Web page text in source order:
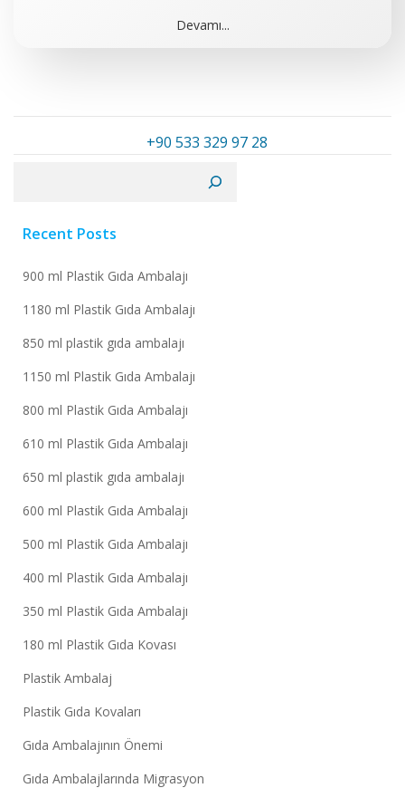
Devamı...
+90 533 329 97 28
Recent Posts
900 ml Plastik Gıda Ambalajı
1180 ml Plastik Gıda Ambalajı
850 ml plastik gıda ambalajı
1150 ml Plastik Gıda Ambalajı
800 ml Plastik Gıda Ambalajı
610 ml Plastik Gıda Ambalajı
650 ml plastik gıda ambalajı
600 ml Plastik Gıda Ambalajı
500 ml Plastik Gıda Ambalajı
400 ml Plastik Gıda Ambalajı
350 ml Plastik Gıda Ambalajı
180 ml Plastik Gıda Kovası
Plastik Ambalaj
Plastik Gıda Kovaları
Gıda Ambalajının Önemi
Gıda Ambalajlarında Migrasyon